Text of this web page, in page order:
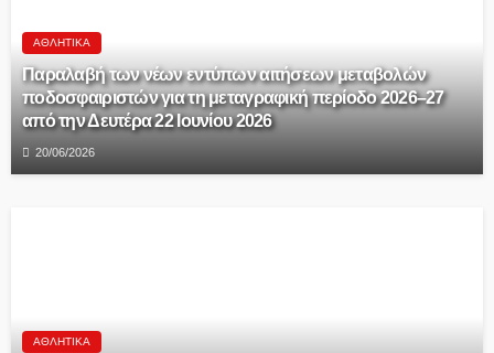
ΑΘΛΗΤΙΚΆ
Παραλαβή των νέων εντύπων αιτήσεων μεταβολών
ποδοσφαιριστών για τη μεταγραφική περίοδο 2026–27
από την Δευτέρα 22 Ιουνίου 2026
20/06/2026
ΑΘΛΗΤΙΚΆ